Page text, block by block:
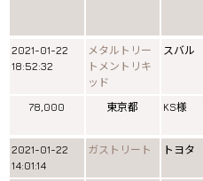
2021-01-22
18:52:32
メタルトリー
トメントリキ
ッド
スバル
78,000 東京都 KS様
2021-01-22
14:01:14
ガストリート トヨタ